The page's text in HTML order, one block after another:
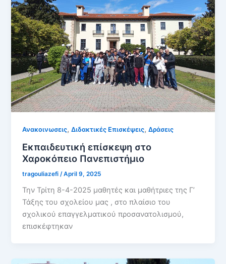
Ανακοινωσεις,Διδακτικές Επισκέψεις,Δράσεις
Εκπαιδευτική επίσκεψη στο
Χαροκόπειο Πανεπιστήμιο
tragouliazefi /April 9, 2025
Την Τρίτη 8-4-2025 μαθητές και μαθήτριες της Γ’
Τάξης του σχολείου μας , στο πλαίσιο του
σχολικού επαγγελματικού προσανατολισμού,
επισκέφτηκαν